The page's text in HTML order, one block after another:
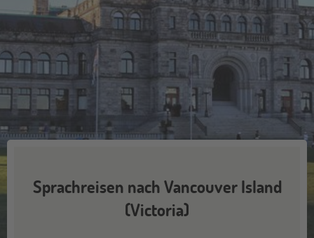
Sprachreisen nach Vancouver Island
(Victoria)